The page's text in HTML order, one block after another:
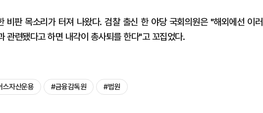
비판 목소리가 터져 나왔다. 검찰 출신 한 야당 국회의원은 "해외에선 이러
관련됐다고 하면 내각이 총사퇴를 한다"고 꼬집었다.
스자산운용 #금융감독원 #법원